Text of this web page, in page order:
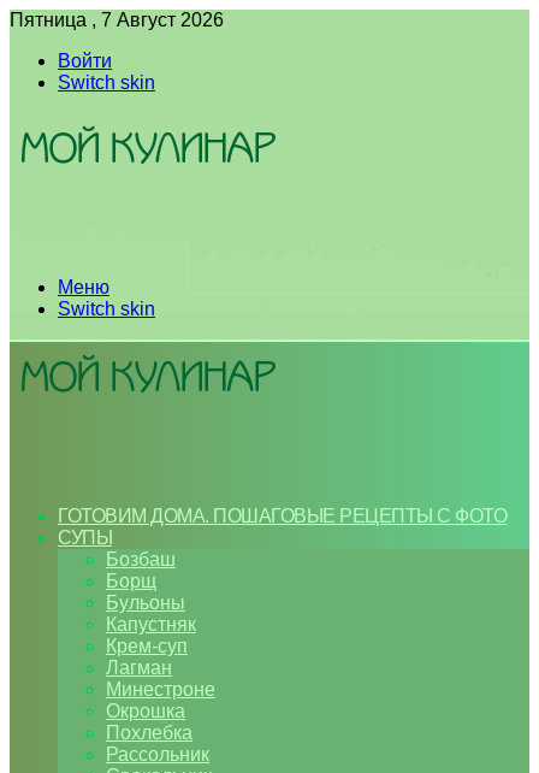
Пятница , 7 Август 2026
Войти
Switch skin
Меню
Switch skin
ГОТОВИМ ДОМА. ПОШАГОВЫЕ РЕЦЕПТЫ С ФОТО
СУПЫ
Бозбаш
Борщ
Бульоны
Капустняк
Крем-суп
Лагман
Минестроне
Окрошка
Похлебка
Рассольник